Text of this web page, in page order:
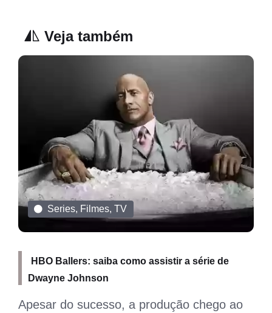
Veja também
Series, Filmes, TV
HBO Ballers: saiba como assistir a série de
Dwayne Johnson
Apesar do sucesso, a produção chego ao